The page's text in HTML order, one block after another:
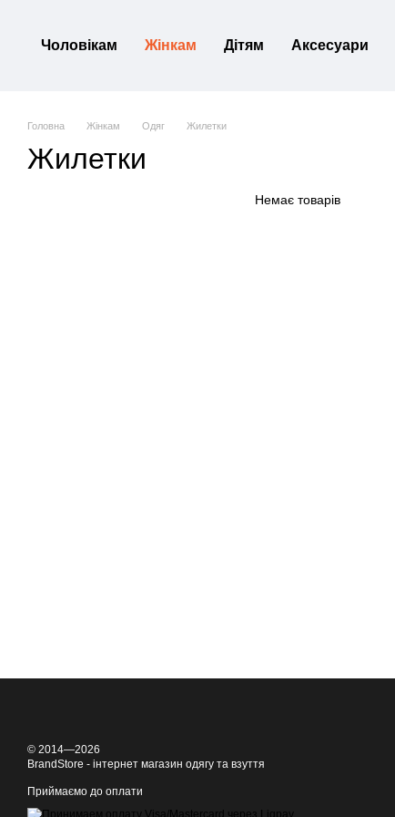
Чоловікам Жінкам Дітям Аксесуари
Головна Жінкам Одяг Жилетки
Жилетки
Немає товарів
© 2014—2026
BrandStore - інтернет магазин одягу та взуття
Приймаємо до оплати